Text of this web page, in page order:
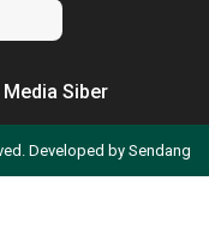
Siber
Developed by Sendang